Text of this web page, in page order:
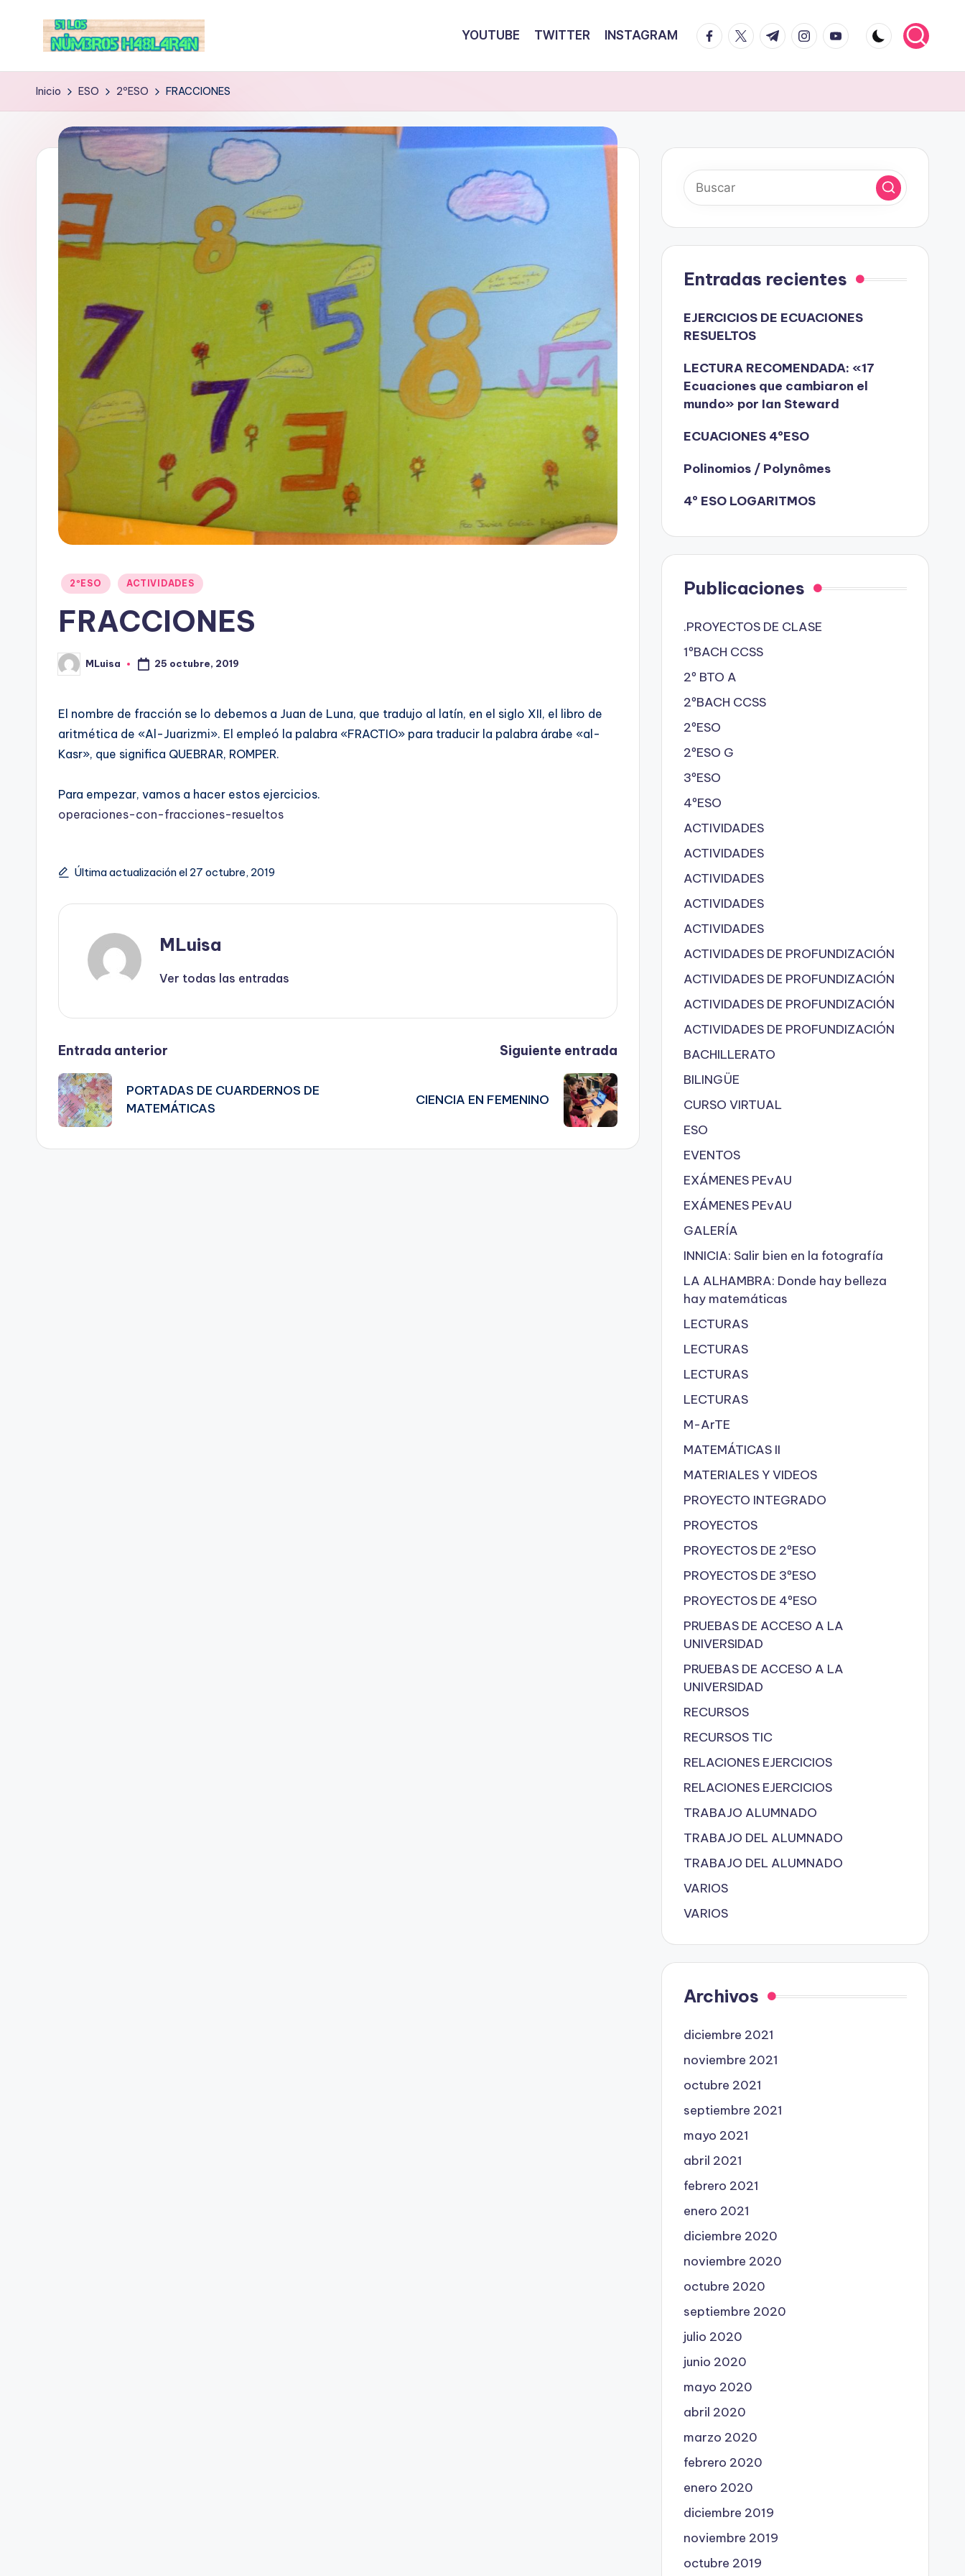
YOUTUBE TWITTER INSTAGRAM facebook.com
twitter.com
t.me instagram.com
youtube.com
Inicio ESO 2ºESO FRACCIONES
Publicado
2ºESO ACTIVIDADES
FRACCIONES
Publicado
por
MLuisa 25 octubre, 2019
El nombre de fracción se lo debemos a Juan de Luna, que tradujo al latín, en el siglo XII, el libro de
aritmética de «Al-Juarizmi». El empleó la palabra «FRACTIO» para traducir la palabra árabe «al-
Kasr», que significa QUEBRAR, ROMPER.
Para empezar, vamos a hacer estos ejercicios.
operaciones-con-fracciones-resueltos
Última actualización el 27 octubre, 2019
MLuisa
Ver todas las entradas
Navegación
de
entradas
Entrada anterior
PORTADAS DE CUARDERNOS DE
MATEMÁTICAS
Siguiente entrada
CIENCIA EN FEMENINO
Entradas recientes
EJERCICIOS DE ECUACIONES
RESUELTOS
LECTURA RECOMENDADA: «17
Ecuaciones que cambiaron el
mundo» por Ian Steward
ECUACIONES 4ºESO
Polinomios / Polynômes
4º ESO LOGARITMOS
Publicaciones
.PROYECTOS DE CLASE
1ºBACH CCSS
2º BTO A
2ºBACH CCSS
2ºESO
2ºESO G
3ºESO
4ºESO
ACTIVIDADES
ACTIVIDADES
ACTIVIDADES
ACTIVIDADES
ACTIVIDADES
ACTIVIDADES DE PROFUNDIZACIÓN
ACTIVIDADES DE PROFUNDIZACIÓN
ACTIVIDADES DE PROFUNDIZACIÓN
ACTIVIDADES DE PROFUNDIZACIÓN
BACHILLERATO
BILINGÜE
CURSO VIRTUAL
ESO
EVENTOS
EXÁMENES PEvAU
EXÁMENES PEvAU
GALERÍA
INNICIA: Salir bien en la fotografía
LA ALHAMBRA: Donde hay belleza
hay matemáticas
LECTURAS
LECTURAS
LECTURAS
LECTURAS
M-ArTE
MATEMÁTICAS II
MATERIALES Y VIDEOS
PROYECTO INTEGRADO
PROYECTOS
PROYECTOS DE 2ºESO
PROYECTOS DE 3ºESO
PROYECTOS DE 4ºESO
PRUEBAS DE ACCESO A LA
UNIVERSIDAD
PRUEBAS DE ACCESO A LA
UNIVERSIDAD
RECURSOS
RECURSOS TIC
RELACIONES EJERCICIOS
RELACIONES EJERCICIOS
TRABAJO ALUMNADO
TRABAJO DEL ALUMNADO
TRABAJO DEL ALUMNADO
VARIOS
VARIOS
Archivos
diciembre 2021
noviembre 2021
octubre 2021
septiembre 2021
mayo 2021
abril 2021
febrero 2021
enero 2021
diciembre 2020
noviembre 2020
octubre 2020
septiembre 2020
julio 2020
junio 2020
mayo 2020
abril 2020
marzo 2020
febrero 2020
enero 2020
diciembre 2019
noviembre 2019
octubre 2019